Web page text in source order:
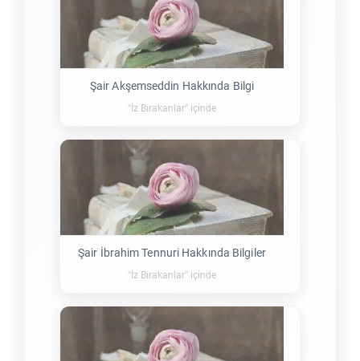
Şair Akşemseddin Hakkında Bilgi
"İz Bırakanlar" içinde
Şair İbrahim Tennuri Hakkında Bilgiler
"İz Bırakanlar" içinde